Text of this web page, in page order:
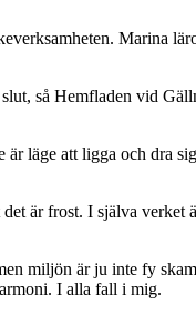
Marina
så Hemfladen vid
är läge att ligga och dra
är frost. I själva
miljön är ju inte fy
I alla fall i mig.